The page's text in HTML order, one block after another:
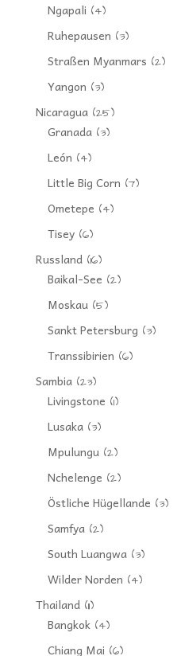
Ngapali (4)
Ruhepausen (3)
Straßen Myanmars (2)
Yangon (3)
Nicaragua(25)
Granada(3)
León (4)
Little Big Corn (7)
Ometepe (4)
Tisey(6)
Russland(16)
Baikal-See (2)
Moskau(5)
Sankt Petersburg (3)
Transsibirien (6)
Sambia(23)
Livingstone (1)
Lusaka(3)
Mpulungu(2)
Nchelenge (2)
Östliche Hügellande (3)
Samfya(2)
South Luangwa(3)
Wilder Norden (4)
Thailand(11)
Bangkok(4)
Chiang Mai (6)